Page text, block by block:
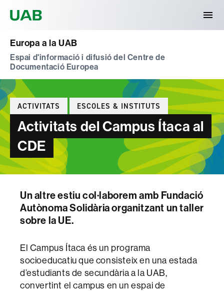
Europa a la UAB
Espai d'informació i difusió del Centre de
Documentació Europea
Categories
ACTIVITATS ESCOLES & INSTITUTS
Activitats del Campus Ítaca al
CDE
Un altre estiu col·laborem amb Fundació
Autònoma Solidària organitzant un taller
sobre la UE.
El Campus Ítaca és un programa
socioeducatiu que consisteix en una estada
d’estudiants de secundària a la UAB,
convertint el campus en un espai de